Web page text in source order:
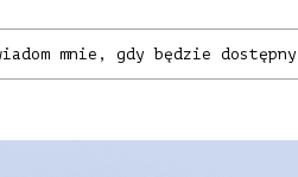
mnie, gdy będzie dostępny